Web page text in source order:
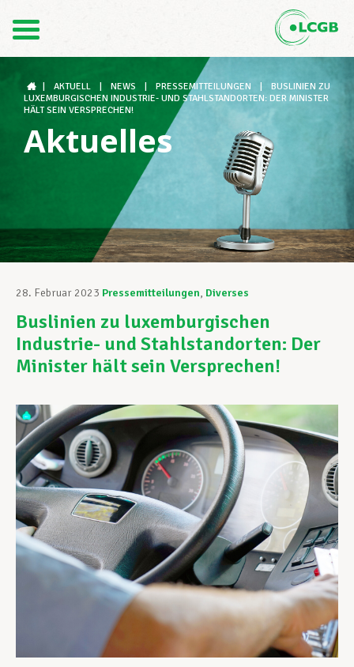
FR
Der LCGB
Gewerkschaftsstrukturen
Unterstützung im Arbeitsalltag
Ihre Rechte
Berufliche Weiterentwicklung
Mitglied werden
Aktuell
AKTUELL NEWS PRESSEMITTEILUNGEN
BUSLINIEN ZU
LUXEMBURGISCHEN INDUSTRIE- UND STAHLSTANDORTEN: DER MINISTER
HÄLT SEIN VERSPRECHEN!
Aktuelles
28. Februar 2023 Pressemitteilungen, Diverses
Buslinien zu luxemburgischen
Industrie- und Stahlstandorten: Der
Minister hält sein Versprechen!